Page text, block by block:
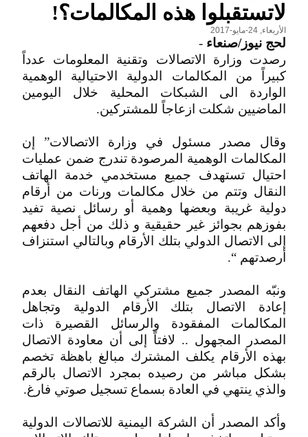
لاتستقبلوا هذه المكالمات؟!
الأربعاء, 24-مايو-2017
لحج نيوز/صنعاء -
رصدت وزارة الاتصالات وتقنية المعلومات عدداً
كبيراً من المكالمات الدولية الاحتيالية الوهمية
الواردة الى الشبكات المحلية خلال اليومين
الماضيين شكلت ازعاجاً للمشتركين.
وقال مصدر مسئول في وزارة الاتصالات” إن
المكالمات الوهمية المرصودة تندرج ضمن عمليات
احتيال تستهدف جميع مستخدمي خدمة الهاتف
النقال وتتم من خلال مكالمات ورنات من أرقام
دولية غريبة وبعضها وهمية أو رسائل نصية تفيد
بفوزهم بجوائز غير حقيقية و ذلك من أجل دفعهم
إلى الاتصال الدولي بتلك الأرقام وبالتالي استنزاف
أرصدتهم “.
ونبّه المصدر جميع مشتركي الهاتف النقال بعدم
إعادة الاتصال بتلك الأرقام الدولية وتجاهل
المكالمات المفقودة والرسائل القصيرة ذات
المصدر المجهول .. لافتاً إلى أن معاودة الاتصال
بهذه الأرقام يكلف المشترك مبالغ باهظة تخصم
بشكل مباشر من رصيده بمجرد الاتصال بالرقم
والذي ينتهي في العادة بسماع تسجيل صوتي فارغ.
وأكد المصدر أن الشركة اليمنية للاتصالات الدولية